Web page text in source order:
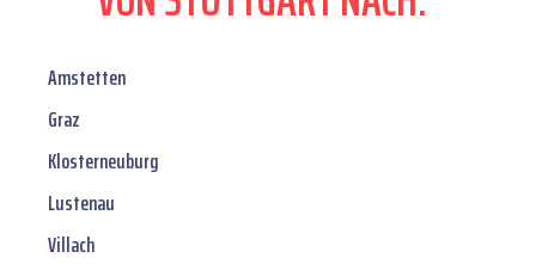
Amstetten
Graz
Klosterneuburg
Lustenau
Villach